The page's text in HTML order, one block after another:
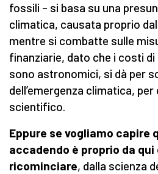
fossili – si basa su una
climatica, causata proprio
mentre si combatte sulle
finanziarie, dato che i costi
sono astronomici, si dà per
dell’emergenza climatica,
scientifico.
Eppure se vogliamo capire
accadendo è proprio da
ricominciare, dalla scienza